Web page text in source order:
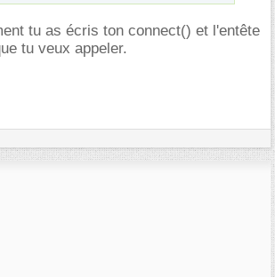
tu as écris ton connect() et l'entête
tu veux appeler.